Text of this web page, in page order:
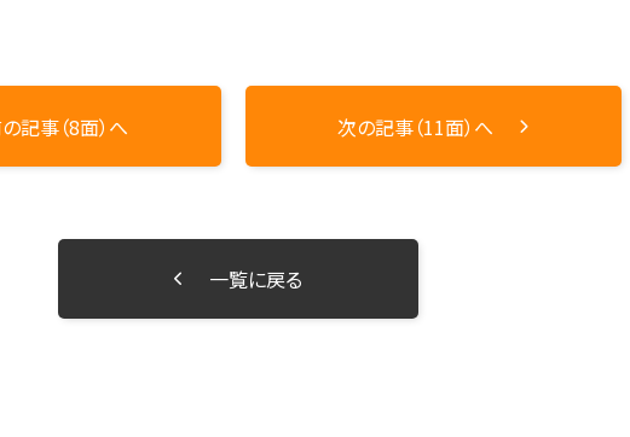
記事（8面）へ 次の記事（11面）へ
一覧に戻る